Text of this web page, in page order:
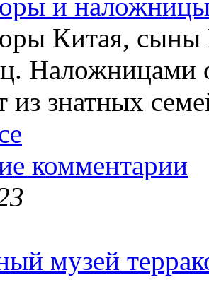
Китая,
Наложницами
из знатных
комментарии
музей